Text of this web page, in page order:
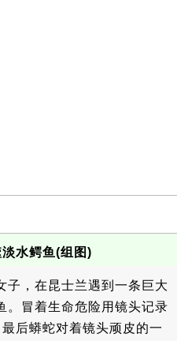
水鳄鱼(组图)
子，在昆士兰遇到一条巨大
。冒着生命危险用镜头记录
后蟒蛇对着镜头顽皮的一